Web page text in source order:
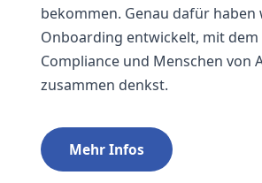
bekommen. Genau dafür haben
Onboarding entwickelt, mit dem
Compliance und Menschen von
zusammen denkst.
Mehr Infos